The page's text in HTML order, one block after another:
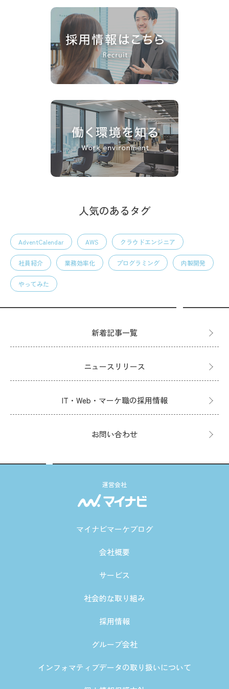
人気のあるタグ
AdventCalendar AWS クラウドエンジニア
社員紹介 業務効率化 プログラミング 内製開発
やってみた
新着記事一覧
ニュースリリース
IT・Web・マーケ職の採用情報
お問い合わせ
運営会社
マイナビマーケブログ
会社概要
サービス
社会的な取り組み
採用情報
グループ会社
インフォマティブデータの取り扱いについて